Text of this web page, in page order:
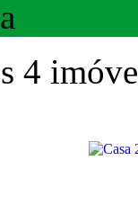
4